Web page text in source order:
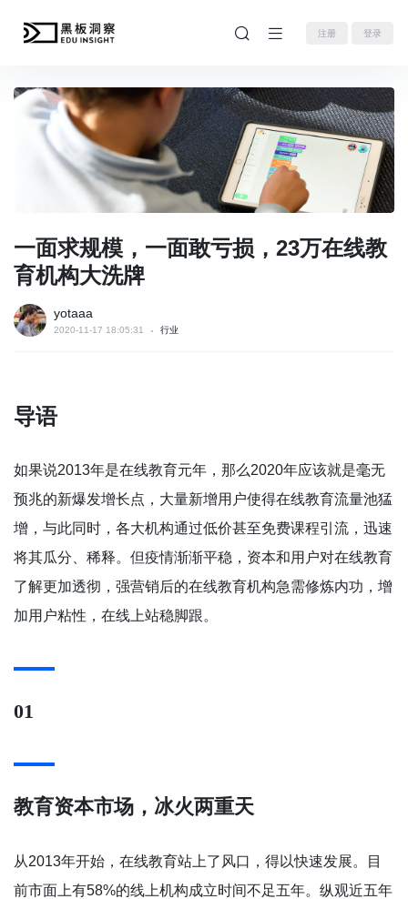
注册 登录
一面求规模，一面敢亏损，23万在线教
育机构大洗牌
yotaaa
2020-11-17 18:05:31 行业
导语
如果说2013年是在线教育元年，那么2020年应该就是毫无
预兆的新爆发增长点，大量新增用户使得在线教育流量池猛
增，与此同时，各大机构通过低价甚至免费课程引流，迅速
将其瓜分、稀释。但疫情渐渐平稳，资本和用户对在线教育
了解更加透彻，强营销后的在线教育机构急需修炼内功，增
加用户粘性，在线上站稳脚跟。
01
教育资本市场，冰火两重天
从2013年开始，在线教育站上了风口，得以快速发展。目
前市面上有58%的线上机构成立时间不足五年。纵观近五年